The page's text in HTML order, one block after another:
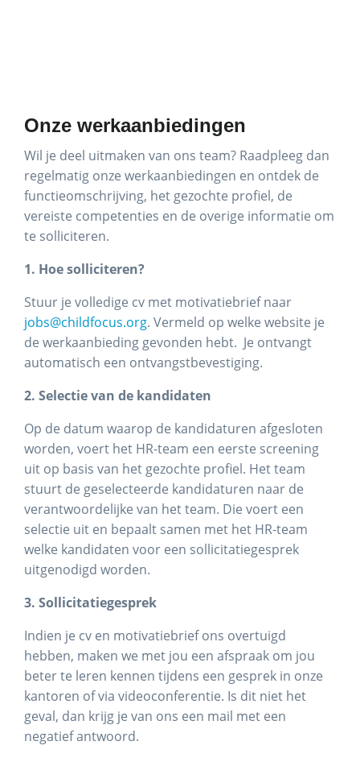
Onze werkaanbiedingen
Wil je deel uitmaken van ons team? Raadpleeg dan
regelmatig onze werkaanbiedingen en ontdek de
functieomschrijving, het gezochte profiel, de
vereiste competenties en de overige informatie om
te solliciteren.
1. Hoe solliciteren?
Stuur je volledige cv met motivatiebrief naar
jobs@childfocus.org. Vermeld op welke website je
de werkaanbieding gevonden hebt. Je ontvangt
automatisch een ontvangstbevestiging.
2. Selectie van de kandidaten
Op de datum waarop de kandidaturen afgesloten
worden, voert het HR-team een eerste screening
uit op basis van het gezochte profiel. Het team
stuurt de geselecteerde kandidaturen naar de
verantwoordelijke van het team. Die voert een
selectie uit en bepaalt samen met het HR-team
welke kandidaten voor een sollicitatiegesprek
uitgenodigd worden.
3. Sollicitatiegesprek
Indien je cv en motivatiebrief ons overtuigd
hebben, maken we met jou een afspraak om jou
beter te leren kennen tijdens een gesprek in onze
kantoren of via videoconferentie. Is dit niet het
geval, dan krijg je van ons een mail met een
negatief antwoord.